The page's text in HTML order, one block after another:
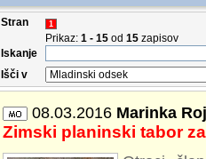
Stran 1
Prikaz: 1 - 15 od 15 zapisov
Iskanje
Išči v
08.03.2016 Marinka
Zimski planinski tabor